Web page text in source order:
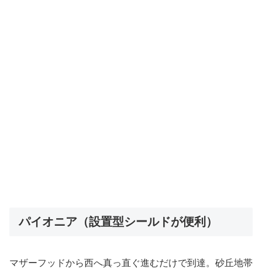
パイオニア（設置型シールドが便利）
マザーフッドから西へ真っ直ぐ進むだけで到達。砂丘地帯